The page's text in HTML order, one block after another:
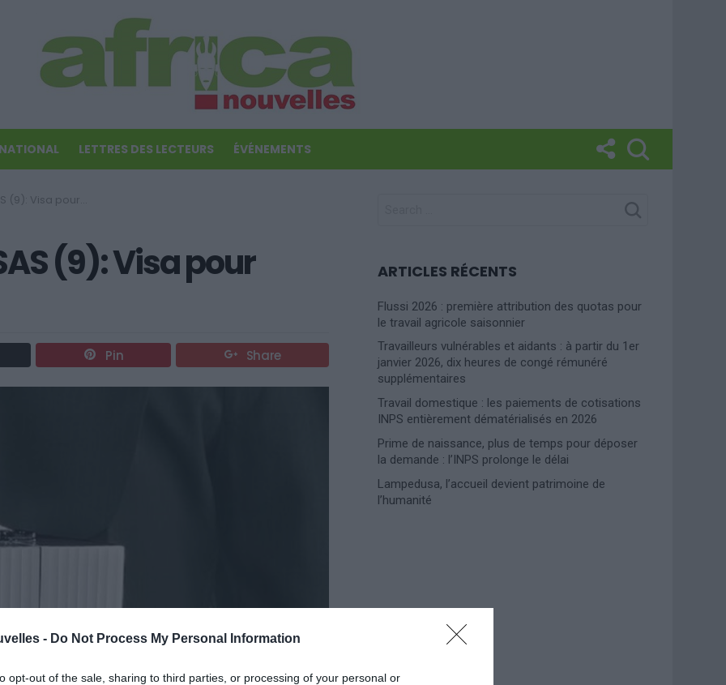
- Do Not Process My Personal Information
opt-out of the sale, sharing to third parties, or processing of your personal or
LETTRES DES LECTEURS ÉVÉNEMENTS
Visa pour mission
(9): Visa pour
Pin Share
ARTICLES RÉCENTS
Flussi 2026 : première attribution des quotas pour
le travail agricole saisonnier
Travailleurs vulnérables et aidants : à partir du 1er
janvier 2026, dix heures de congé rémunéré
supplémentaires
Travail domestique : les paiements de cotisations
INPS entièrement dématérialisés en 2026
Prime de naissance, plus de temps pour déposer
la demande : l’INPS prolonge le délai
Lampedusa, l’accueil devient patrimoine de
l’humanité